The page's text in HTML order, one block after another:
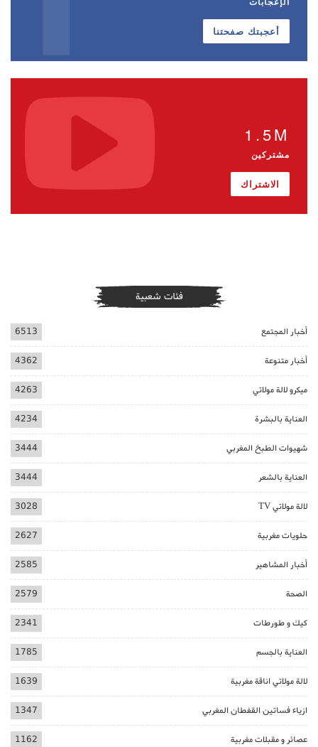
أعجبتك صفحتنا
1.5M
مشتركين
الاشتراك
فئات شعبية
أخبار المجتمع 6513
أخبار متنوعة 4362
ميكرو لالة مولاتي 4263
العناية بالبشرة 4234
شهيوات الطبخ المغربي 3444
العناية بالشعر 3444
لالة مولاتي TV 3028
حلويات مغربية 2627
أخبار المشاهير 2585
الصحة 2579
كيك و طورطات 2341
العناية بالجسم 1785
لالة مولاتي اناقة مغربية 1639
ازياء فساتين القفطان المغربي 1347
عصائر و مقبلات مغربية 1162